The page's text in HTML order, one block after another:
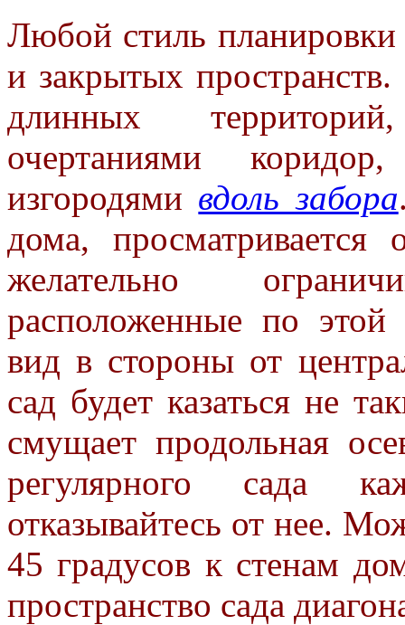
Любой стиль планировки
и закрытых
длинных
очертаниями
изгородями вдоль забора
дома,
желательно
расположенные по этой
вид в стороны от
сад будет казаться не
смущает продольная
регулярного сада
отказывайтесь от нее.
45 градусов к стенам
пространство сада